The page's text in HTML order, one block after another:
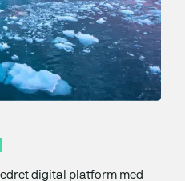
digital platform med